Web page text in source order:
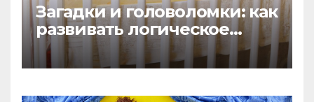
Загадки и головоломки: как
развивать логическое
мышление у детей